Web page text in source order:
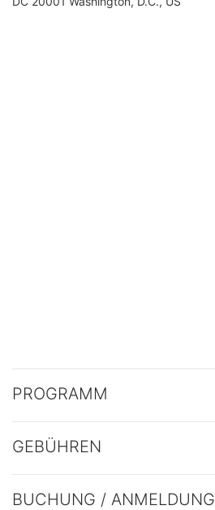
PROGRAMM
GEBÜHREN
BUCHUNG / ANMELDUNG